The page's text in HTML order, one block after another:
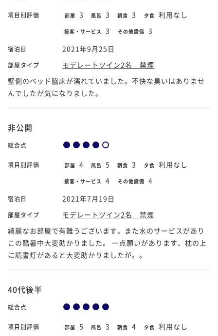
項目別評価 部屋 3 風呂 3 朝食 3 夕食 利用なし
接客・サービス 3 その他設備 3
宿泊日 2021年9月25日
部屋タイプ
モデレートツイン2名 禁煙
壁側のベッド脇床が濡れていました。不快な臭いはありませ
んでしたが気になりました。
非公開
総合点
項目別評価 部屋 4 風呂 5 朝食 3 夕食 利用なし
接客・サービス 4 その他設備 4
宿泊日 2021年7月19日
部屋タイプ
モデレートツイン2名 禁煙
綺麗なお部屋で有難うございます。また水のサービスがあり
この酷暑中大変助かりました。 一点願いがあります、枕の上
に読書灯があると大変助かりましたが。。
40代後半
総合点
項目別評価 部屋 5 風呂 3 朝食 4 夕食 利用なし